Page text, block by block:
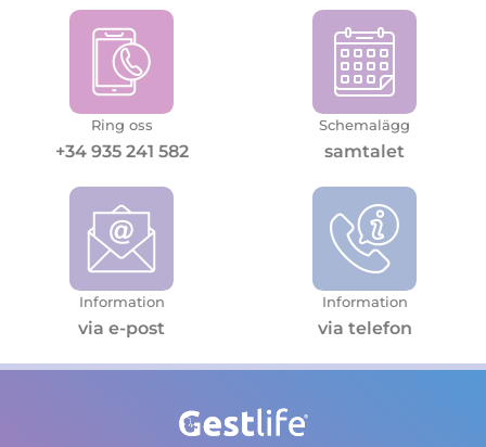
Ring oss
+34 935 241 582
Schemalägg
samtalet
Information
via e-post
Information
via telefon